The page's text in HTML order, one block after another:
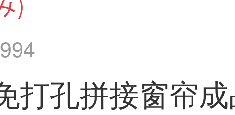
打孔拼接窗帘